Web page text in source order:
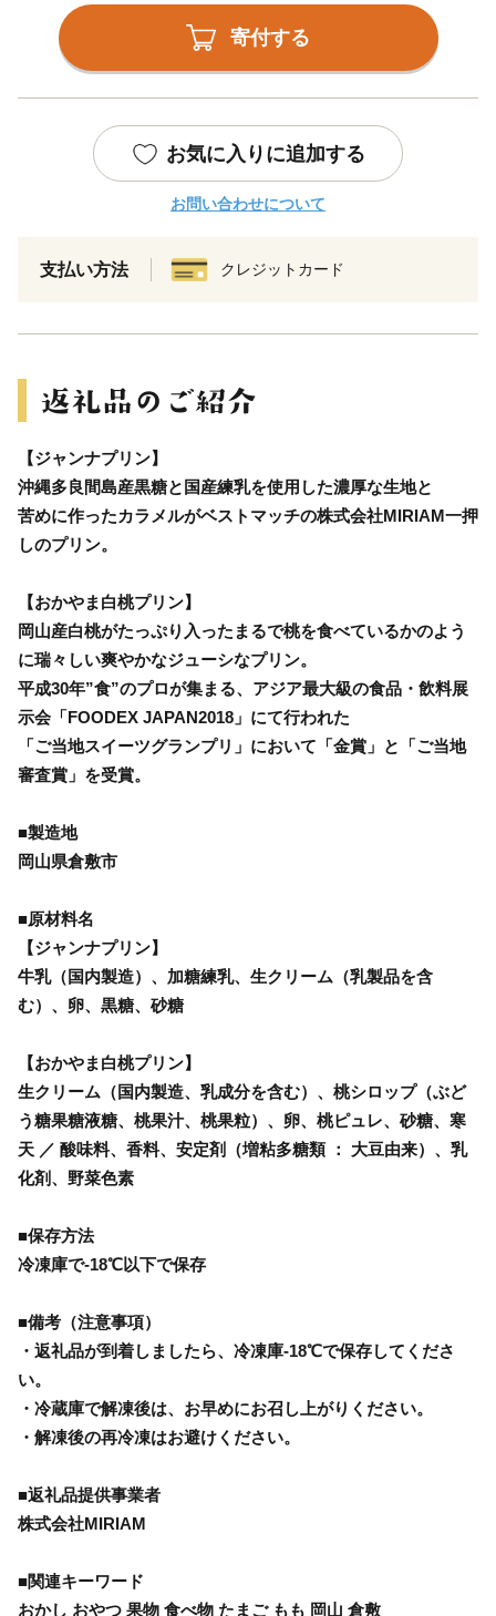
寄付する
お気に入りに追加する
お問い合わせについて
支払い方法 クレジットカード
【ジャンナプリン】
沖縄多良間島産黒糖と国産練乳を使用した濃厚な生地と
苦めに作ったカラメルがベストマッチの株式会社MIRIAM一押
しのプリン。
【おかやま白桃プリン】
岡山産白桃がたっぷり入ったまるで桃を食べているかのよう
に瑞々しい爽やかなジューシなプリン。
平成30年”食”のプロが集まる、アジア最大級の食品・飲料展
示会「FOODEX JAPAN2018」にて行われた
「ご当地スイーツグランプリ」において「金賞」と「ご当地
審査賞」を受賞。
■製造地
岡山県倉敷市
■原材料名
【ジャンナプリン】
牛乳（国内製造）、加糖練乳、生クリーム（乳製品を含
む）、卵、黒糖、砂糖
【おかやま白桃プリン】
生クリーム（国内製造、乳成分を含む）、桃シロップ（ぶど
う糖果糖液糖、桃果汁、桃果粒）、卵、桃ピュレ、砂糖、寒
天 ／ 酸味料、香料、安定剤（増粘多糖類 ： 大豆由来）、乳
化剤、野菜色素
■保存方法
冷凍庫で-18℃以下で保存
■備考（注意事項）
・返礼品が到着しましたら、冷凍庫-18℃で保存してくださ
い。
・冷蔵庫で解凍後は、お早めにお召し上がりください。
・解凍後の再冷凍はお避けください。
■返礼品提供事業者
株式会社MIRIAM
■関連キーワード
おかし おやつ 果物 食べ物 たまご もも 岡山 倉敷